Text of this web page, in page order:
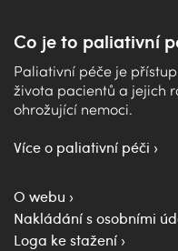
Co je to paliativní
Paliativní péče je
života pacientů a jejich
ohrožující nemoci.
Více o paliativní péči
O webu
Nakládání s osobními
Loga ke stažení